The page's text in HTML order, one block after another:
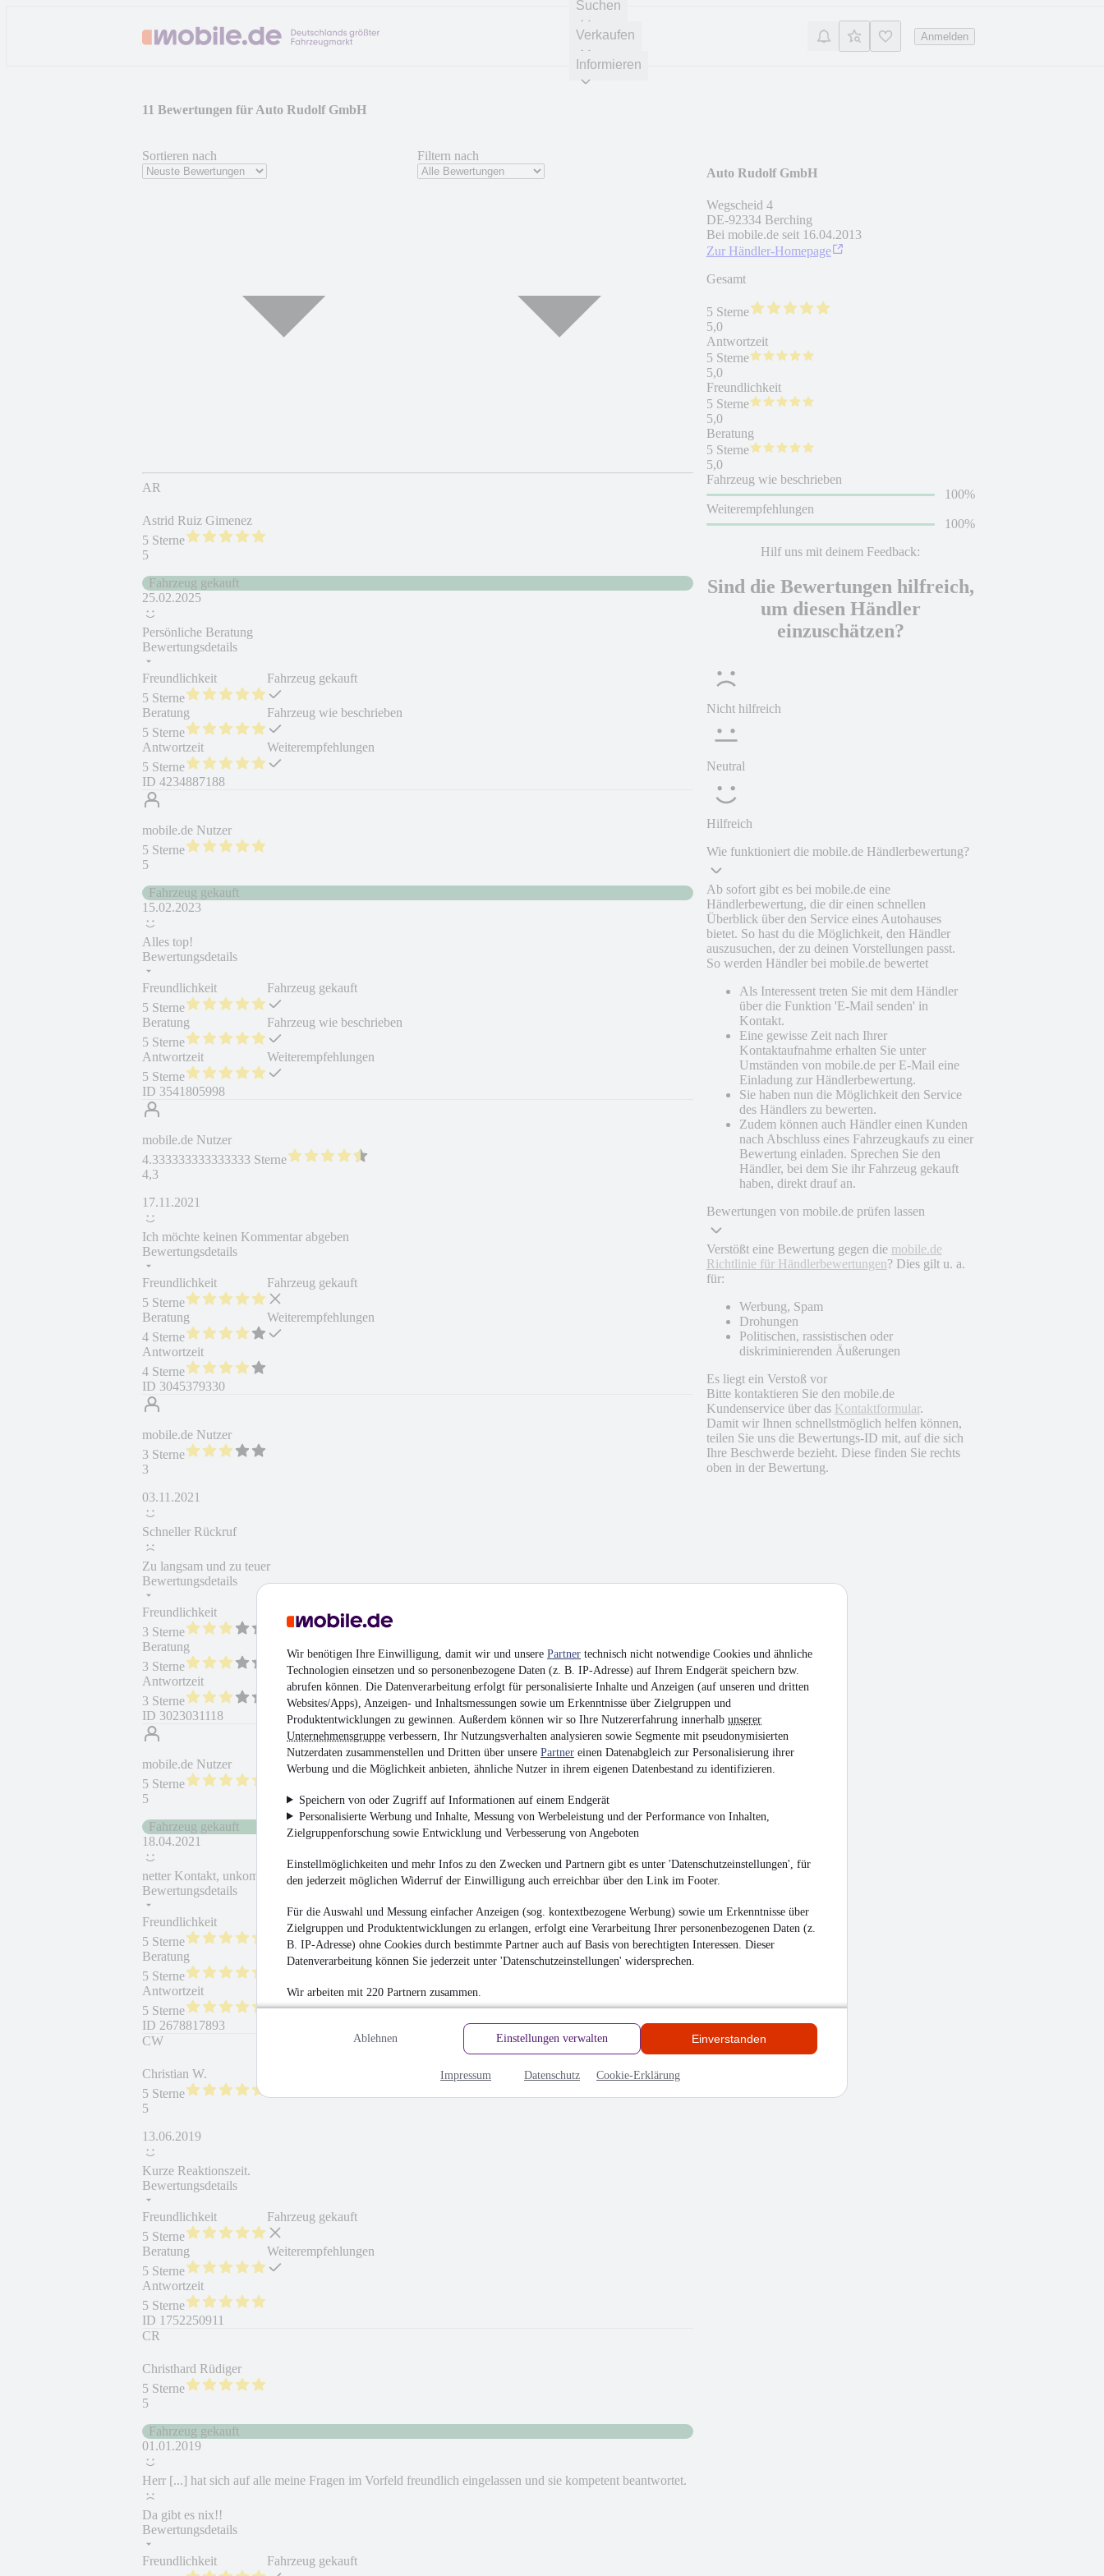
Wir benötigen Ihre Einwilligung, damit wir und unsere Partner technisch nicht notwendige Cookies und ähnliche
Technologien einsetzen und so personenbezogene Daten (z. B. IP-Adresse) auf Ihrem Endgerät speichern bzw.
abrufen können. Die Datenverarbeitung erfolgt für personalisierte Inhalte und Anzeigen (auf unseren und dritten
Websites/Apps), Anzeigen- und Inhaltsmessungen sowie um Erkenntnisse über Zielgruppen und
Produktentwicklungen zu gewinnen. Außerdem können wir so Ihre Nutzererfahrung innerhalb unserer
Unternehmensgruppe verbessern, Ihr Nutzungsverhalten analysieren sowie Segmente mit pseudonymisierten
Nutzerdaten zusammenstellen und Dritten über unsere Partner einen Datenabgleich zur Personalisierung ihrer
Werbung und die Möglichkeit anbieten, ähnliche Nutzer in ihrem eigenen Datenbestand zu identifizieren.
Speichern von oder Zugriff auf Informationen auf einem Endgerät
Personalisierte Werbung und Inhalte, Messung von Werbeleistung und der Performance von Inhalten,
Zielgruppenforschung sowie Entwicklung und Verbesserung von Angeboten
Einstellmöglichkeiten und mehr Infos zu den Zwecken und Partnern gibt es unter 'Datenschutzeinstellungen', für
den jederzeit möglichen Widerruf der Einwilligung auch erreichbar über den Link im Footer.
Für die Auswahl und Messung einfacher Anzeigen (sog. kontextbezogene Werbung) sowie um Erkenntnisse über
Zielgruppen und Produktentwicklungen zu erlangen, erfolgt eine Verarbeitung Ihrer personenbezogenen Daten (z.
B. IP-Adresse) ohne Cookies durch bestimmte Partner auch auf Basis von berechtigten Interessen. Dieser
Datenverarbeitung können Sie jederzeit unter 'Datenschutzeinstellungen' widersprechen.
Wir arbeiten mit 220 Partnern zusammen.
Ablehnen Einstellungen verwalten Einverstanden
Impressum Datenschutz Cookie-Erklärung
Suchen
Verkaufen
Informieren
Anmelden
11 Bewertungen für Auto Rudolf GmbH
Sortieren nach Filtern nach
AR
Astrid Ruiz Gimenez
5 Sterne
5
Fahrzeug gekauft
25.02.2025
Persönliche Beratung
Bewertungsdetails
Freundlichkeit
5 Sterne
Beratung
5 Sterne
Antwortzeit
5 Sterne
Fahrzeug gekauft
Fahrzeug wie beschrieben
Weiterempfehlungen
ID 4234887188
mobile.de Nutzer
5 Sterne
5
Fahrzeug gekauft
15.02.2023
Alles top!
Bewertungsdetails
Freundlichkeit
5 Sterne
Beratung
5 Sterne
Antwortzeit
5 Sterne
Fahrzeug gekauft
Fahrzeug wie beschrieben
Weiterempfehlungen
ID 3541805998
mobile.de Nutzer
4.333333333333333 Sterne
4,3
17.11.2021
Ich möchte keinen Kommentar abgeben
Bewertungsdetails
Freundlichkeit
5 Sterne
Beratung
4 Sterne
Antwortzeit
4 Sterne
Fahrzeug gekauft
Weiterempfehlungen
ID 3045379330
mobile.de Nutzer
3 Sterne
3
03.11.2021
Schneller Rückruf
Zu langsam und zu teuer
Bewertungsdetails
Freundlichkeit
3 Sterne
Beratung
3 Sterne
Antwortzeit
3 Sterne
Fahrzeug gekauft
Fahrzeug wie beschrieben
Weiterempfehlungen
ID 3023031118
mobile.de Nutzer
5 Sterne
5
Fahrzeug gekauft
18.04.2021
netter Kontakt, unkomplizierte und schnelle Abwicklung, alles gut
Bewertungsdetails
Freundlichkeit
5 Sterne
Beratung
5 Sterne
Antwortzeit
5 Sterne
Fahrzeug gekauft
Fahrzeug wie beschrieben
Weiterempfehlungen
ID 2678817893
CW
Christian W.
5 Sterne
5
13.06.2019
Kurze Reaktionszeit.
Bewertungsdetails
Freundlichkeit
5 Sterne
Beratung
5 Sterne
Antwortzeit
5 Sterne
Fahrzeug gekauft
Weiterempfehlungen
ID 1752250911
CR
Christhard Rüdiger
5 Sterne
5
Fahrzeug gekauft
01.01.2019
Herr [...] hat sich auf alle meine Fragen im Vorfeld freundlich eingelassen und sie kompetent beantwortet.
Da gibt es nix!!
Bewertungsdetails
Freundlichkeit
Fahrzeug gekauft
Auto Rudolf GmbH
Wegscheid 4
DE-92334 Berching
Bei mobile.de seit 16.04.2013
Zur Händler-Homepage
Gesamt
5 Sterne
5,0
Antwortzeit
5 Sterne
5,0
Freundlichkeit
5 Sterne
5,0
Beratung
5 Sterne
5,0
Fahrzeug wie beschrieben
100%
Weiterempfehlungen
100%
Hilf uns mit deinem Feedback:
Sind die Bewertungen hilfreich,
um diesen Händler
einzuschätzen?
Nicht hilfreich
Neutral
Hilfreich
Wie funktioniert die mobile.de Händlerbewertung?
Ab sofort gibt es bei mobile.de eine
Händlerbewertung, die dir einen schnellen
Überblick über den Service eines Autohauses
bietet. So hast du die Möglichkeit, den Händler
auszusuchen, der zu deinen Vorstellungen passt.
So werden Händler bei mobile.de bewertet
Als Interessent treten Sie mit dem Händler
über die Funktion 'E-Mail senden' in
Kontakt.
Eine gewisse Zeit nach Ihrer
Kontaktaufnahme erhalten Sie unter
Umständen von mobile.de per E-Mail eine
Einladung zur Händlerbewertung.
Sie haben nun die Möglichkeit den Service
des Händlers zu bewerten.
Zudem können auch Händler einen Kunden
nach Abschluss eines Fahrzeugkaufs zu einer
Bewertung einladen. Sprechen Sie den
Händler, bei dem Sie ihr Fahrzeug gekauft
haben, direkt drauf an.
Bewertungen von mobile.de prüfen lassen
Verstößt eine Bewertung gegen die mobile.de
Richtlinie für Händlerbewertungen? Dies gilt u. a.
für:
Werbung, Spam
Drohungen
Politischen, rassistischen oder
diskriminierenden Äußerungen
Es liegt ein Verstoß vor
Bitte kontaktieren Sie den mobile.de
Kundenservice über das Kontaktformular.
Damit wir Ihnen schnellstmöglich helfen können,
teilen Sie uns die Bewertungs-ID mit, auf die sich
Ihre Beschwerde bezieht. Diese finden Sie rechts
oben in der Bewertung.